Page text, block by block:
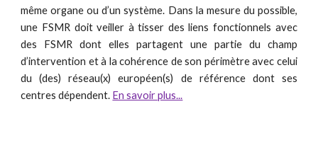
même organe ou d’un système. Dans la mesure du possible,
une FSMR doit veiller à tisser des liens fonctionnels avec
des FSMR dont elles partagent une partie du champ
d’intervention et à la cohérence de son périmètre avec celui
du (des) réseau(x) européen(s) de référence dont ses
centres dépendent. En savoir plus...